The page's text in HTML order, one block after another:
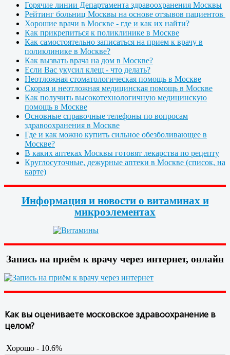
Горячие линии Департамента здравоохранения Москвы
Рейтинг больниц Москвы на основе отзывов пациентов
Хорошие врачи в Москве - где и как их найти?
Как прикрепиться к поликлинике в Москве
Как самостоятельно записаться на прием к врачу в
поликлинике в Москве?
Как вызвать врача на дом в Москве?
Если Вас укусил клещ - что делать?
Неотложная стоматологическая помощь в Москве
Скорая и неотложная медицинская помощь в Москве
Как получить высокотехнологичную медицинскую
помощь в Москве
Основные справочные телефоны по вопросам
здравоохранения в Москве
Где и как можно купить сильное обезболивающее в
Москве?
В каких аптеках Москвы готовят лекарства по рецепту
Круглосуточные, дежурные аптеки в Москве (список, на
карте)
Информация и новости о витаминах и
микроэлементах
Запись на приём к врачу через интернет, онлайн
Как вы оцениваете московское здравоохранение в
целом?
Хорошо - 10.6%